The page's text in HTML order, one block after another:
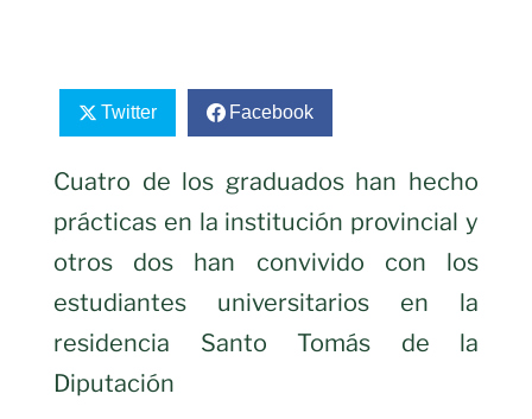
Twitter Facebook
Cuatro de los graduados han hecho
prácticas en la institución provincial y
otros dos han convivido con los
estudiantes universitarios en la
residencia Santo Tomás de la
Diputación